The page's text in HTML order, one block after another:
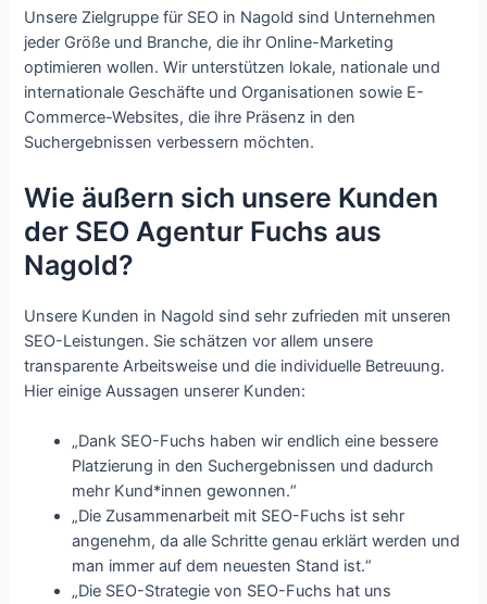
Unsere Zielgruppe für SEO in Nagold sind Unternehmen
jeder Größe und Branche, die ihr Online-Marketing
optimieren wollen. Wir unterstützen lokale, nationale und
internationale Geschäfte und Organisationen sowie E-
Commerce-Websites, die ihre Präsenz in den
Suchergebnissen verbessern möchten.
Wie äußern sich unsere Kunden
der SEO Agentur Fuchs aus
Nagold?
Unsere Kunden in Nagold sind sehr zufrieden mit unseren
SEO-Leistungen. Sie schätzen vor allem unsere
transparente Arbeitsweise und die individuelle Betreuung.
Hier einige Aussagen unserer Kunden:
„Dank SEO-Fuchs haben wir endlich eine bessere
Platzierung in den Suchergebnissen und dadurch
mehr Kund*innen gewonnen.“
„Die Zusammenarbeit mit SEO-Fuchs ist sehr
angenehm, da alle Schritte genau erklärt werden und
man immer auf dem neuesten Stand ist.“
„Die SEO-Strategie von SEO-Fuchs hat uns